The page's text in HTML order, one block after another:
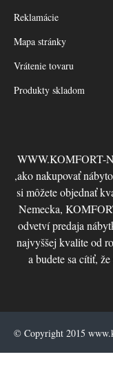
Reklamácie
Mapa stránky
Vrátenie tovaru
Produkty skladom
WWW.KOMFORT-
,ako nakupovať
si môžete objednať
Nemecka,
odvetví predaja
najvyššej kvalite od
a budete sa cítiť,
© Copyright 2015